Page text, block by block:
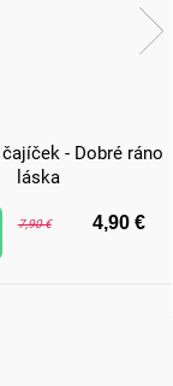
- Dobré ráno
láska
7,90 € 4,90 €